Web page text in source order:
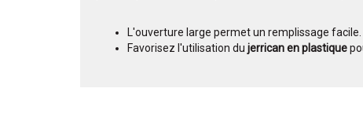
L'ouverture large permet un remplissage facile.
Favorisez l'utilisation du jerrican en plastique